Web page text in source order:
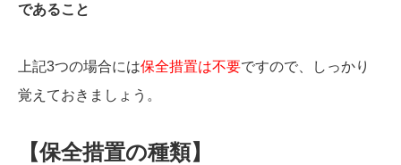
であること
上記3つの場合には保全措置は不要ですので、しっかり
覚えておきましょう。
【保全措置の種類】